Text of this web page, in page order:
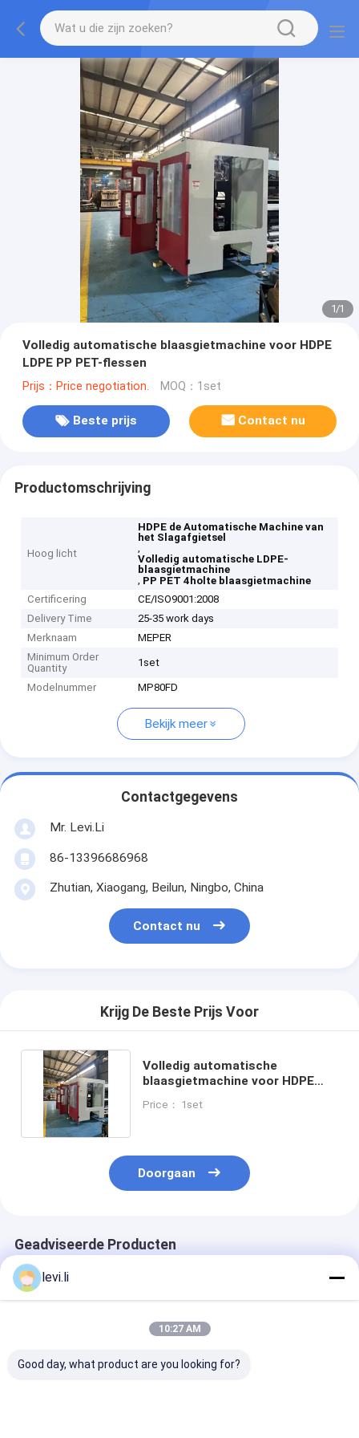
1/1
Volledig automatische blaasgietmachine voor HDPE
LDPE PP PET-flessen
Prijs：Price negotiation. MOQ：1set
Beste prijs Contact nu
Productomschrijving
Hoog licht
HDPE de Automatische Machine van
het Slagafgietsel
,
Volledig automatische LDPE-
blaasgietmachine
, PP PET 4holte blaasgietmachine
Certificering
CE/ISO9001:2008
Delivery Time
25-35 work days
Merknaam
MEPER
Minimum Order
Quantity
1set
Modelnummer MP80FD
Bekijk meer
Contactgegevens
Mr. Levi.Li
86-13396686968
Zhutian, Xiaogang, Beilun, Ningbo, China
Contact nu
Krijg De Beste Prijs Voor
Volledig automatische
blaasgietmachine voor HDPE
Price： 1set
Doorgaan
Geadviseerde Producten
levi.li
10:27 AM
Good day, what product are you looking for?